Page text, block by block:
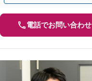
電話でお問い合わせ